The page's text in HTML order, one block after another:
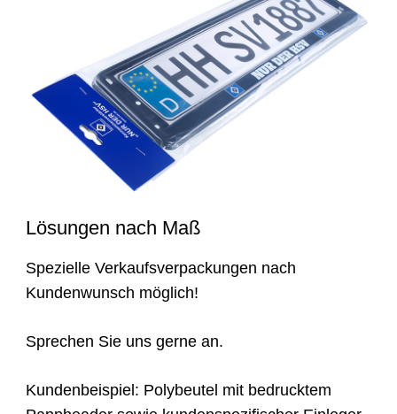
Lösungen nach Maß
Spezielle Verkaufsverpackungen nach
Kundenwunsch möglich!
Sprechen Sie uns gerne an.
Kundenbeispiel: Polybeutel mit bedrucktem